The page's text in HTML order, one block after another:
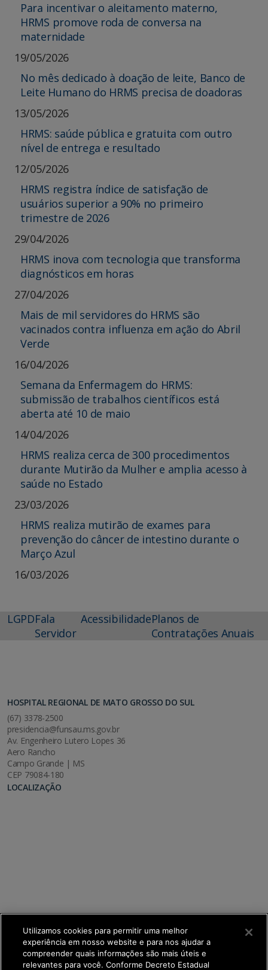
Para incentivar o aleitamento materno,
HRMS promove roda de conversa na
maternidade
19/05/2026
No mês dedicado à doação de leite, Banco de
Leite Humano do HRMS precisa de doadoras
13/05/2026
HRMS: saúde pública e gratuita com outro
nível de entrega e resultado
12/05/2026
HRMS registra índice de satisfação de
usuários superior a 90% no primeiro
trimestre de 2026
29/04/2026
HRMS inova com tecnologia que transforma
diagnósticos em horas
27/04/2026
Mais de mil servidores do HRMS são
vacinados contra influenza em ação do Abril
Verde
16/04/2026
Semana da Enfermagem do HRMS:
submissão de trabalhos científicos está
aberta até 10 de maio
14/04/2026
HRMS realiza cerca de 300 procedimentos
durante Mutirão da Mulher e amplia acesso à
saúde no Estado
23/03/2026
HRMS realiza mutirão de exames para
prevenção do câncer de intestino durante o
Março Azul
16/03/2026
LGPDFala
Servidor
AcessibilidadePlanos de
Contratações Anuais
HOSPITAL REGIONAL DE MATO GROSSO DO SUL
(67) 3378-2500
presidencia@funsau.ms.gov.br
Av. Engenheiro Lutero Lopes 36
Aero Rancho
Campo Grande | MS
CEP 79084-180
LOCALIZAÇÃO
Utilizamos cookies para permitir uma melhor
experiência em nosso website e para nos ajudar a
compreender quais informações são mais úteis e
relevantes para você. Conforme Decreto Estadual